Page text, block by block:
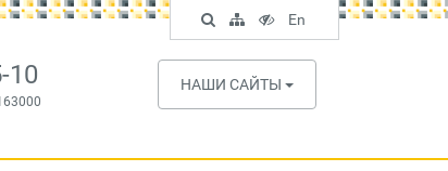
10 НАШИ САЙТЫ
Поиск
по
сайту
Карта
сайта
Версия
для
слабовидящих
En
English